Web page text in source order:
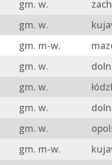
gm. w.
gm. w.
gm. m-w.
gm. w.
gm. w.
gm. w.
gm. w.
gm. m-w.